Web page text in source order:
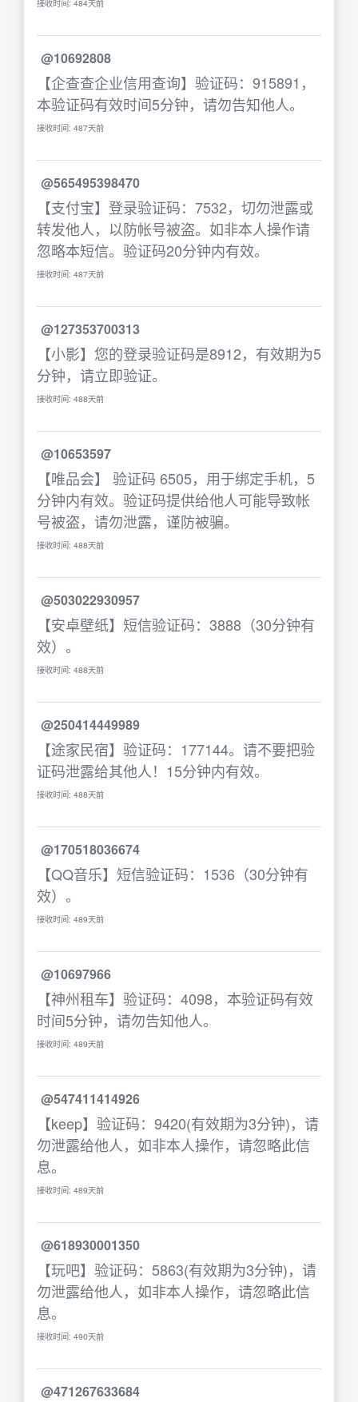
接收时间: 484天前
@10692808
【企查查企业信用查询】验证码：915891，
本验证码有效时间5分钟，请勿告知他人。
接收时间: 487天前
@565495398470
【支付宝】登录验证码：7532，切勿泄露或
转发他人，以防帐号被盗。如非本人操作请
忽略本短信。验证码20分钟内有效。
接收时间: 487天前
@127353700313
【小影】您的登录验证码是8912，有效期为5
分钟，请立即验证。
接收时间: 488天前
@10653597
【唯品会】 验证码 6505，用于绑定手机，5
分钟内有效。验证码提供给他人可能导致帐
号被盗，请勿泄露，谨防被骗。
接收时间: 488天前
@503022930957
【安卓壁纸】短信验证码：3888（30分钟有
效）。
接收时间: 488天前
@250414449989
【途家民宿】验证码：177144。请不要把验
证码泄露给其他人！15分钟内有效。
接收时间: 488天前
@170518036674
【QQ音乐】短信验证码：1536（30分钟有
效）。
接收时间: 489天前
@10697966
【神州租车】验证码：4098，本验证码有效
时间5分钟，请勿告知他人。
接收时间: 489天前
@547411414926
【keep】验证码：9420(有效期为3分钟)，请
勿泄露给他人，如非本人操作，请忽略此信
息。
接收时间: 489天前
@618930001350
【玩吧】验证码：5863(有效期为3分钟)，请
勿泄露给他人，如非本人操作，请忽略此信
息。
接收时间: 490天前
@471267633684